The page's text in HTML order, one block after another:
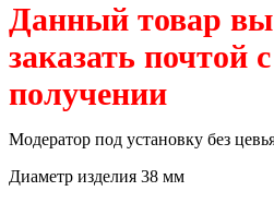
Данный товар
заказать почтой
получении
Модератор под установку без
Диаметр изделия 38 мм